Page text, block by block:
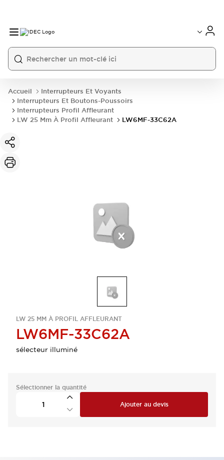
Accueil
Interrupteurs Et Voyants
Interrupteurs Et Boutons-Poussoirs
Interrupteurs Profil Affleurant
LW 25 Mm À Profil Affleurant
LW6MF-33C62A
LW 25 MM À PROFIL AFFLEURANT
LW6MF-33C62A
sélecteur illuminé
Sélectionner la quantité
Ajouter au devis